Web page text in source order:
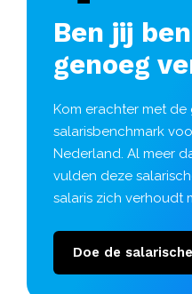
Ben jij
genoeg
Kom erachter met de
salarisbenchmark
Nederland. Al meer
vulden deze
salaris zich verhoudt
Doe de